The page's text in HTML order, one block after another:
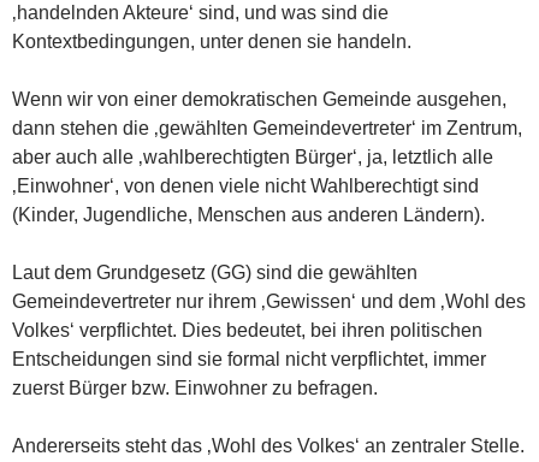
‚handelnden Akteure‘ sind, und was sind die
Kontextbedingungen, unter denen sie handeln.
Wenn wir von einer demokratischen Gemeinde ausgehen,
dann stehen die ‚gewählten Gemeindevertreter‘ im Zentrum,
aber auch alle ‚wahlberechtigten Bürger‘, ja, letztlich alle
‚Einwohner‘, von denen viele nicht Wahlberechtigt sind
(Kinder, Jugendliche, Menschen aus anderen Ländern).
Laut dem Grundgesetz (GG) sind die gewählten
Gemeindevertreter nur ihrem ‚Gewissen‘ und dem ‚Wohl des
Volkes‘ verpflichtet. Dies bedeutet, bei ihren politischen
Entscheidungen sind sie formal nicht verpflichtet, immer
zuerst Bürger bzw. Einwohner zu befragen.
Andererseits steht das ‚Wohl des Volkes‘ an zentraler Stelle.